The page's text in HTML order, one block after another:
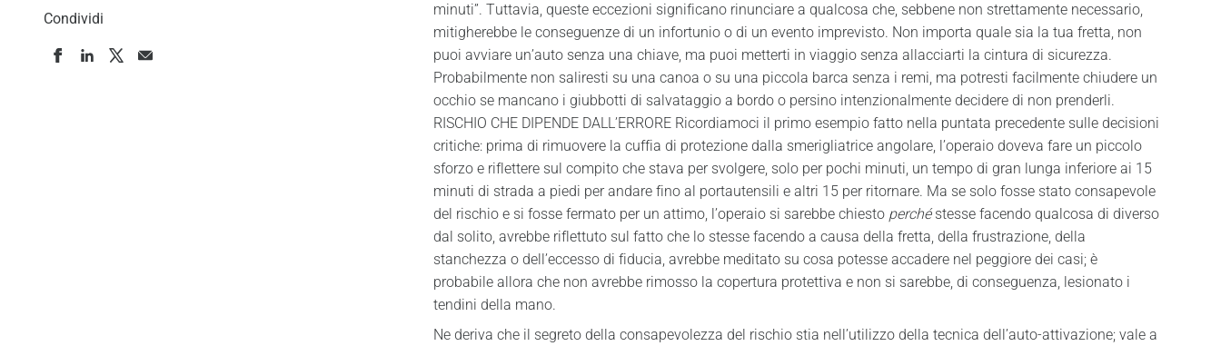
Condividi
minuti”. Tuttavia, queste eccezioni significano rinunciare a qualcosa che, sebbene non strettamente necessario,
mitigherebbe le conseguenze di un infortunio o di un evento imprevisto. Non importa quale sia la tua fretta, non
puoi avviare un’auto senza una chiave, ma puoi metterti in viaggio senza allacciarti la cintura di sicurezza.
Probabilmente non saliresti su una canoa o su una piccola barca senza i remi, ma potresti facilmente chiudere un
occhio se mancano i giubbotti di salvataggio a bordo o persino intenzionalmente decidere di non prenderli.
RISCHIO CHE DIPENDE DALL’ERRORE Ricordiamoci il primo esempio fatto nella puntata precedente sulle decisioni
critiche: prima di rimuovere la cuffia di protezione dalla smerigliatrice angolare, l’operaio doveva fare un piccolo
sforzo e riflettere sul compito che stava per svolgere, solo per pochi minuti, un tempo di gran lunga inferiore ai 15
minuti di strada a piedi per andare fino al portautensili e altri 15 per ritornare. Ma se solo fosse stato consapevole
del rischio e si fosse fermato per un attimo, l’operaio si sarebbe chiesto perchéstesse facendo qualcosa di diverso
dal solito, avrebbe riflettuto sul fatto che lo stesse facendo a causa della fretta, della frustrazione, della
stanchezza o dell’eccesso di fiducia, avrebbe meditato su cosa potesse accadere nel peggiore dei casi; è
probabile allora che non avrebbe rimosso la copertura protettiva e non si sarebbe, di conseguenza, lesionato i
tendini della mano.
Ne deriva che il segreto della consapevolezza del rischio stia nell’utilizzo della tecnica dell’auto-attivazione; vale a